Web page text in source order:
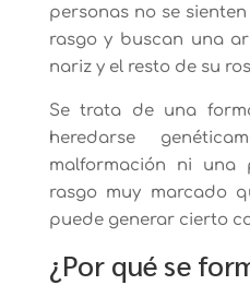
personas no se
rasgo y buscan una
nariz y el resto de su
Se trata de una
heredarse
malformación ni una
rasgo muy marcado
puede generar cierto
¿Por qué se